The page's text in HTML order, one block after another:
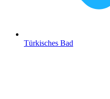
Türkisches Bad